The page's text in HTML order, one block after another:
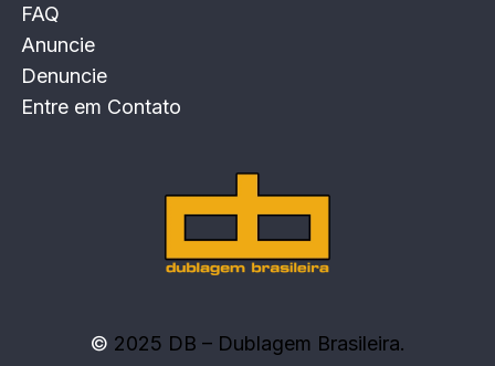
FAQ
Anuncie
Denuncie
Entre em Contato
© 2025 DB – Dublagem Brasileira.